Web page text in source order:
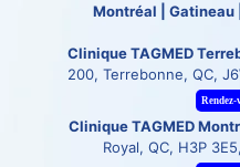
Montréal | Gatineau
Clinique TAGMED
200, Terrebonne, QC,
Rendez-
Clinique TAGMED
Royal, QC, H3P